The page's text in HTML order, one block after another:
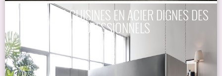
ABIMIS : LES CUISINES EN ACIER DIGNES DES
PROFESSIONNELS